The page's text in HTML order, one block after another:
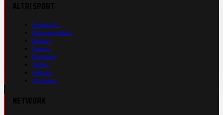
Formula 1
Motomondiale
Basket
Tennis
Running
Volley
eSports
Ciclismo